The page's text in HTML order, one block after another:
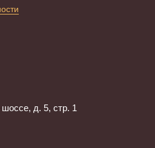
д. 5, стр. 1